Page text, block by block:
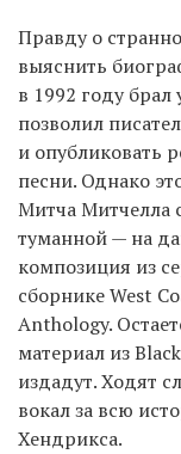
Правду о
выяснить
в 1992 году
позволил
и опубликовать
песни. Однако
Митча Митчелла
туманной — на
композиция из
сборнике West
Anthology.
материал из
издадут. Ходят
вокал за всю
Хендрикса.